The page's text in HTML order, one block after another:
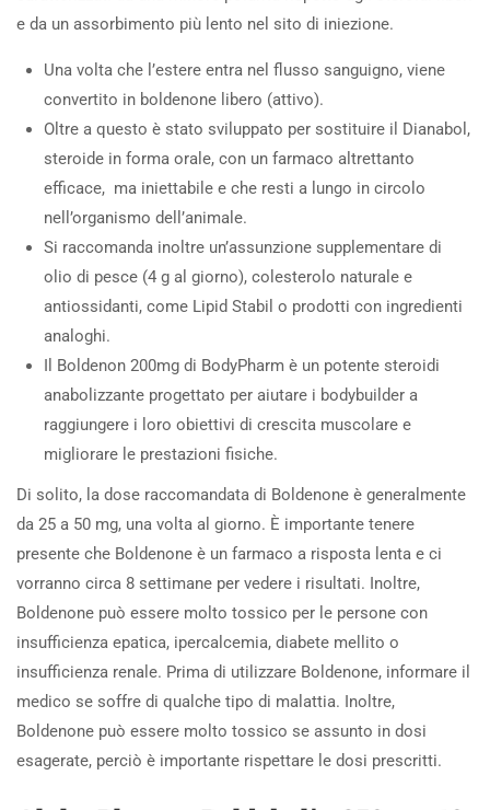
e da un assorbimento più lento nel sito di iniezione.
Una volta che l’estere entra nel flusso sanguigno, viene
convertito in boldenone libero (attivo).
Oltre a questo è stato sviluppato per sostituire il Dianabol,
steroide in forma orale, con un farmaco altrettanto
efficace, ma iniettabile e che resti a lungo in circolo
nell’organismo dell’animale.
Si raccomanda inoltre un’assunzione supplementare di
olio di pesce (4 g al giorno), colesterolo naturale e
antiossidanti, come Lipid Stabil o prodotti con ingredienti
analoghi.
Il Boldenon 200mg di BodyPharm è un potente steroidi
anabolizzante progettato per aiutare i bodybuilder a
raggiungere i loro obiettivi di crescita muscolare e
migliorare le prestazioni fisiche.
Di solito, la dose raccomandata di Boldenone è generalmente
da 25 a 50 mg, una volta al giorno. È importante tenere
presente che Boldenone è un farmaco a risposta lenta e ci
vorranno circa 8 settimane per vedere i risultati. Inoltre,
Boldenone può essere molto tossico per le persone con
insufficienza epatica, ipercalcemia, diabete mellito o
insufficienza renale. Prima di utilizzare Boldenone, informare il
medico se soffre di qualche tipo di malattia. Inoltre,
Boldenone può essere molto tossico se assunto in dosi
esagerate, perciò è importante rispettare le dosi prescritti.